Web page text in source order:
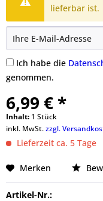
lieferbar ist.
Ich habe die
genommen.
6,99 € *
Inhalt: 1 Stück
inkl. MwSt.zzgl.
Lieferzeit ca. 5 Tage
Merken
Artikel-Nr.: